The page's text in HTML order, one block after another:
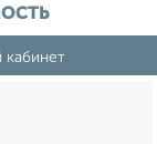
кабинет